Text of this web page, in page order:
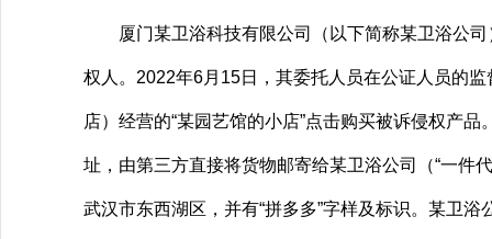
厦门某卫浴科技有限公司（以下简称某卫浴公司
权人。2022年6月15日，其委托人员在公证人员的
店）经营的“某园艺馆的小店”点击购买被诉侵权产
址，由第三方直接将货物邮寄给某卫浴公司（“一件
武汉市东西湖区，并有“拼多多”字样及标识。某卫